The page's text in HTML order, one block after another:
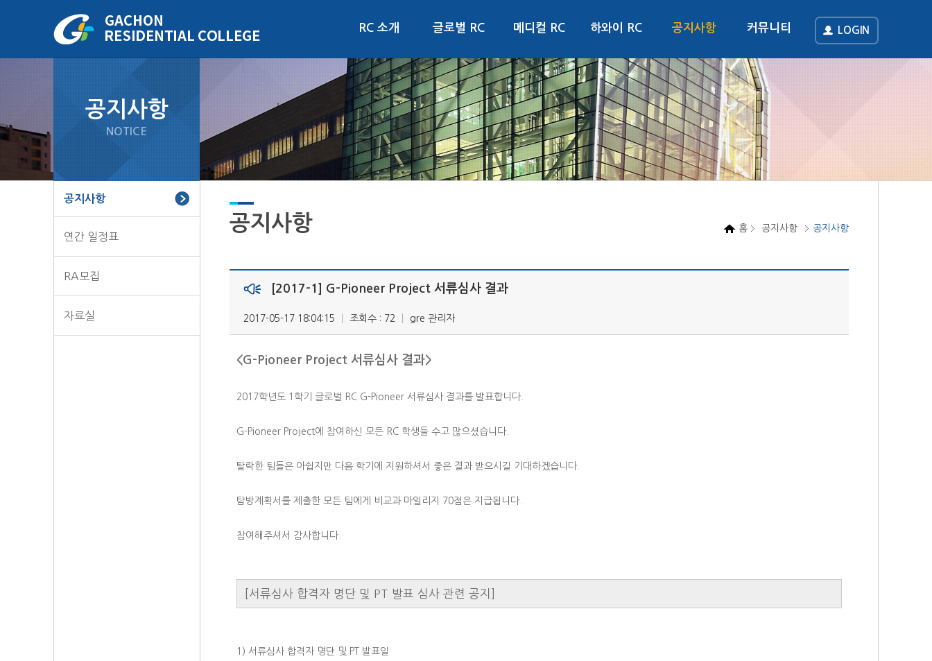
RC 소개 글로벌 RC 메디컬 RC 하와이 RC 공지사항 커뮤니티 LOGIN
공지사항
NOTICE
공지사항
연간 일정표
RA모집
자료실
공지사항 홈 공지사항 공지사항
[2017-1] G-Pioneer Project 서류심사 결과
2017-05-17 18:04:15 조회수 : 72 gre 관리자
<G-Pioneer Project 서류심사 결과>
2017학년도 1학기 글로벌 RC G-Pioneer 서류심사 결과를 발표합니다.
G-Pioneer Project에 참여하신 모든 RC 학생들 수고 많으셨습니다.
탈락한 팀들은 아쉽지만 다음 학기에 지원하셔서 좋은 결과 받으시길 기대하겠습니다.
탐방계획서를 제출한 모든 팀에게 비교과 마일리지 70점은 지급됩니다.
참여해주셔서 감사합니다.
[서류심사 합격자 명단 및 PT 발표 심사 관련 공지]
1) 서류심사 합격자 명단 및 PT 발표일